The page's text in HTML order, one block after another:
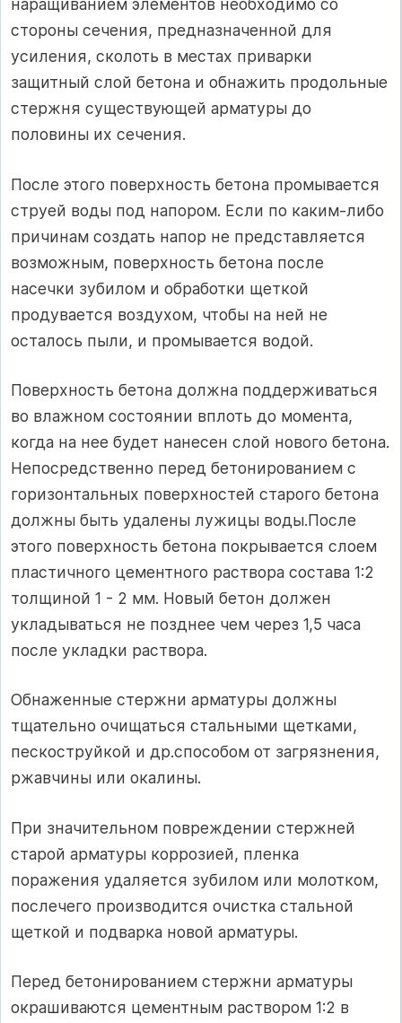
наращиванием элементов необходимо со
стороны сечения, предназначенной для
усиления, сколоть в местах приварки
защитный слой бетона и обнажить продольные
стержня существующей арматуры до
половины их сечения.
После этого поверхность бетона промывается
струей воды под напором. Если по каким-либо
причинам создать напор не представляется
возможным, поверхность бетона после
насечки зубилом и обработки щеткой
продувается воздухом, чтобы на ней не
осталось пыли, и промывается водой.
Поверхность бетона должна поддерживаться
во влажном состоянии вплоть до момента,
когда на нее будет нанесен слой нового бетона.
Непосредственно перед бетонированием с
горизонтальных поверхностей старого бетона
должны быть удалены лужицы воды.После
этого поверхность бетона покрывается слоем
пластичного цементного раствора состава 1:2
толщиной 1 - 2 мм. Новый бетон должен
укладываться не позднее чем через 1,5 часа
после укладки раствора.
Обнаженные стержни арматуры должны
тщательно очищаться стальными щетками,
пескоструйкой и др.способом от загрязнения,
ржавчины или окалины.
При значительном повреждении стержней
старой арматуры коррозией, пленка
поражения удаляется зубилом или молотком,
послечего производится очистка стальной
щеткой и подварка новой арматуры.
Перед бетонированием стержни арматуры
окрашиваются цементным раствором 1:2 в